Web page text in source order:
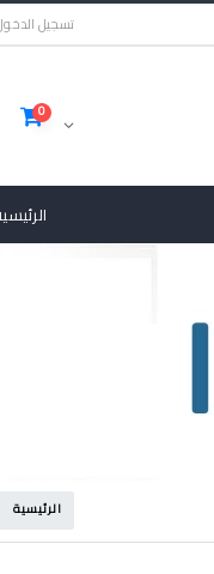
تسجيل
0
الرئيسية